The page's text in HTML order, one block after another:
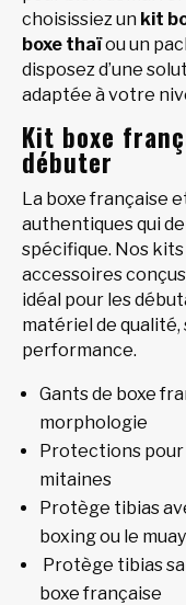
choisissiez un kit
boxe thaïou un
disposez d’une
adaptée à votre
Kit boxe
débuter
La boxe française
authentiques qui
spécifique. Nos
accessoires
idéal pour les
matériel de qualité,
performance.
Gants de boxe
morphologie
Protections pour
mitaines
Protège tibias
boxing ou le
Protège tibias
boxe française